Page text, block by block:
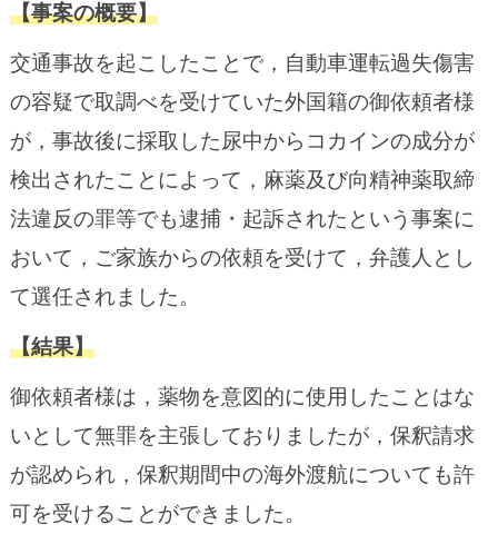
【事案の概要】
交通事故を起こしたことで，自動車運転過失傷害
の容疑で取調べを受けていた外国籍の御依頼者様
が，事故後に採取した尿中からコカインの成分が
検出されたことによって，麻薬及び向精神薬取締
法違反の罪等でも逮捕・起訴されたという事案に
おいて，ご家族からの依頼を受けて，弁護人とし
て選任されました。
【結果】
御依頼者様は，薬物を意図的に使用したことはな
いとして無罪を主張しておりましたが，保釈請求
が認められ，保釈期間中の海外渡航についても許
可を受けることができました。